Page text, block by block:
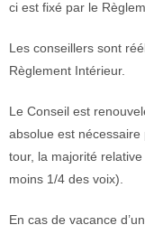
ci est fixé par le
Les conseillers sont
Règlement Intérieur.
Le Conseil est
absolue est
tour, la majorité
moins 1/4 des voix).
En cas de vacance